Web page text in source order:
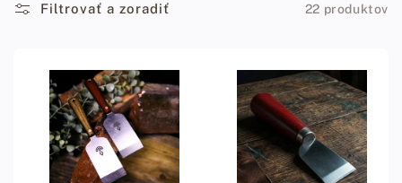
Filtrovať a zoradiť 22 produktov